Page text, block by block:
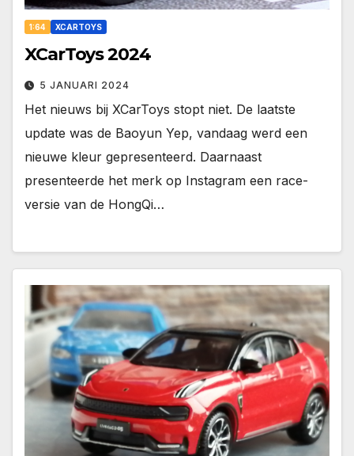
1:64 XCARTOYS
XCarToys 2024
5 JANUARI 2024
Het nieuws bij XCarToys stopt niet. De laatste
update was de Baoyun Yep, vandaag werd een
nieuwe kleur gepresenteerd. Daarnaast
presenteerde het merk op Instagram een race-
versie van de HongQi…